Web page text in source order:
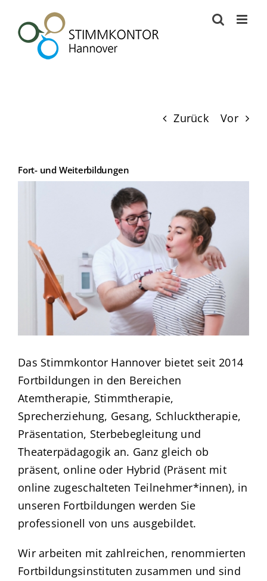
Inhalt
springen
Zurück Vor
Fort- und Weiterbildungen
Das Stimmkontor Hannover bietet seit 2014
Fortbildungen in den Bereichen
Atemtherapie, Stimmtherapie,
Sprecherziehung, Gesang, Schlucktherapie,
Präsentation, Sterbebegleitung und
Theaterpädagogik an. Ganz gleich ob
präsent, online oder Hybrid (Präsent mit
online zugeschalteten Teilnehmer*innen), in
unseren Fortbildungen werden Sie
professionell von uns ausgebildet.
Wir arbeiten mit zahlreichen, renommierten
Fortbildungsinstituten zusammen und sind